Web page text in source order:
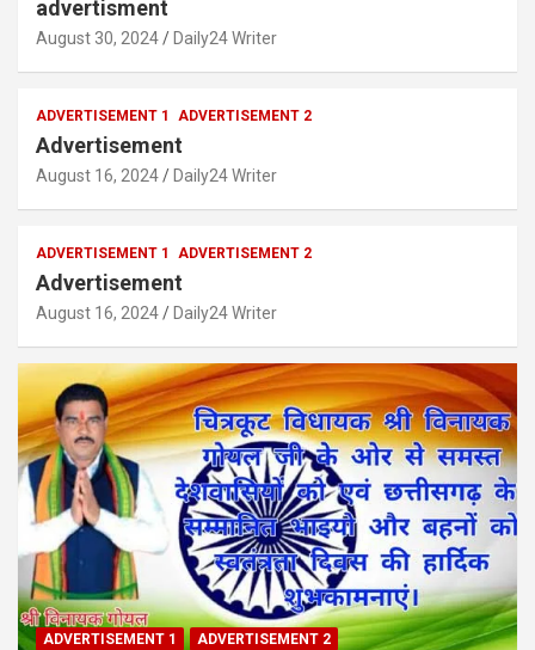
advertisment
August 30, 2024 Daily24 Writer
ADVERTISEMENT 1 ADVERTISEMENT 2
Advertisement
August 16, 2024 Daily24 Writer
ADVERTISEMENT 1 ADVERTISEMENT 2
Advertisement
August 16, 2024 Daily24 Writer
ADVERTISEMENT 1 ADVERTISEMENT 2